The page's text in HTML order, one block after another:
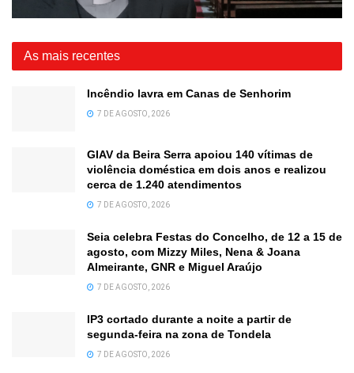
As mais recentes
Incêndio lavra em Canas de Senhorim
7 DE AGOSTO, 2026
GIAV da Beira Serra apoiou 140 vítimas de
violência doméstica em dois anos e realizou
cerca de 1.240 atendimentos
7 DE AGOSTO, 2026
Seia celebra Festas do Concelho, de 12 a 15 de
agosto, com Mizzy Miles, Nena & Joana
Almeirante, GNR e Miguel Araújo
7 DE AGOSTO, 2026
IP3 cortado durante a noite a partir de
segunda-feira na zona de Tondela
7 DE AGOSTO, 2026